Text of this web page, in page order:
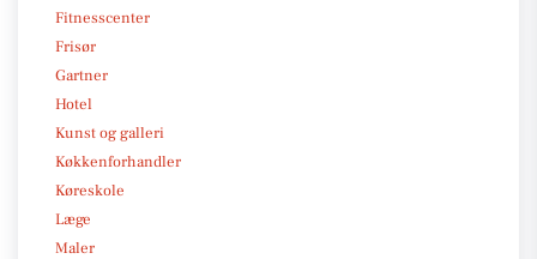
Fitnesscenter
Frisør
Gartner
Hotel
Kunst og galleri
Køkkenforhandler
Køreskole
Læge
Maler